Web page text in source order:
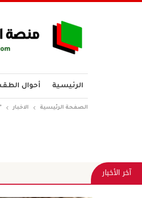
الرئيسية أحوال
الصفحة الرئيسية الاخبار
آخر الأخبار